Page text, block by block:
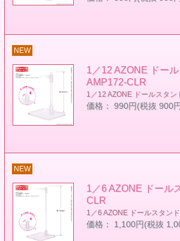
NEW
1／12 AZONE ドー
AMP172-CLR
1／12 AZONE ドールスタ
価格： 990円(税抜 900
NEW
1／6 AZONE ドール
CLR
1／6 AZONE ドールスタン
価格： 1,100円(税抜